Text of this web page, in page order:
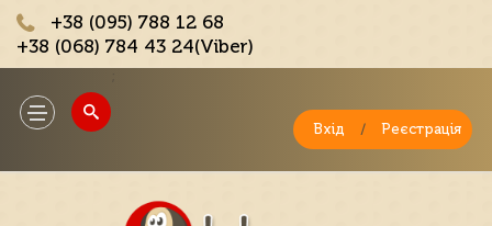
+38 (095) 788 12 68
+38 (068) 784 43 24(Viber)
Toggle
navigation
Вхід / Реєстрація